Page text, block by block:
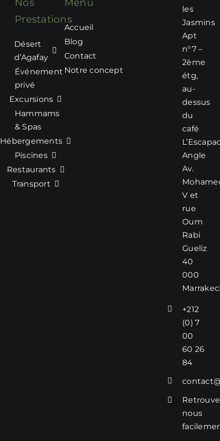
adresses de
Marrakech,
réserver à
l’avance avec
The Beautiful
Marrakech.
Le restaurant
dispose de
pour votre
confort dans le
cas où vous
souhaiteriez
Nos
Prestations
Désert
d’Agafay
Événement
privé
Excursions
Hammams
& Spas
Hébergements
Piscines
Restaurants
Transport
Menu
Accueil
Blog
Contact
Notre concept
les
Jasmins
Apt
n°7 –
2ème
étg,
au-
dessus
du
café
Angle
Av.
V et
rue
Oum
Rabi
Gueliz
40
000
+212
(0) 7
00
60 26
84
nous